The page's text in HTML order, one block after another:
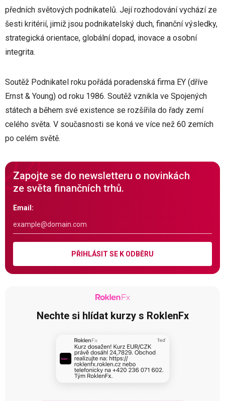
předních světových podnikatelů. Její rozhodování vychází ze
šesti kritérií, jimiž jsou podnikatelský duch, finanční výsledky,
strategická orientace, globální dopad, inovace a osobní
integrita.
Soutěž Podnikatel roku pořádá poradenská firma EY (dříve
Ernst & Young) od roku 1986. Soutěž vznikla ve Spojených
státech a během své existence se rozšířila do řady zemí
celého světa. V současnosti se koná ve více než 60 zemích
po celém světě.
Zapojte se do newsletteru o novinkách
ze světa finančních trhů.
Email:
PŘIHLÁSIT SE K ODBĚRU
Nechte si hlídat kurzy s RoklenFx